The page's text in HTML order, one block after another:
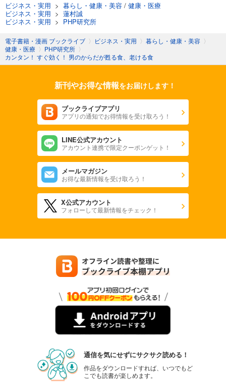
ビジネス・実用 > 暮らし・健康・美容 / 健康・医療
ビジネス・実用 > 蓮村誠
ビジネス・実用 > PHP研究所
電子書籍・漫画 ブックライブ 〉 ビジネス・実用 〉 暮らし・健康・美容 〉
健康・医療 〉 PHP研究所 〉
カンタン！ すぐ効く！ 男のからだが甦る食、老ける食
新刊やお得な情報をお届けします！
ブックライブアプリ
アプリの通知でお得情報を受け取ろう！
LINE公式アカウント
アカウント連携で限定クーポンゲット！
メールマガジン
お得な最新情報を受け取ろう！
X公式アカウント
フォローして最新情報をチェック！
通信を気にせずにサクサク読める！
作品をダウンロードすれば、いつでもど
こでも読書が楽しめます。